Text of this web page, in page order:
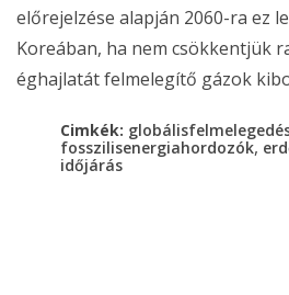
előrejelzése alapján 2060-ra ez
Koreában, ha nem csökkentjük
éghajlatát felmelegítő gázok
Cimkék:
fosszilisenergiahordozók,
időjárás